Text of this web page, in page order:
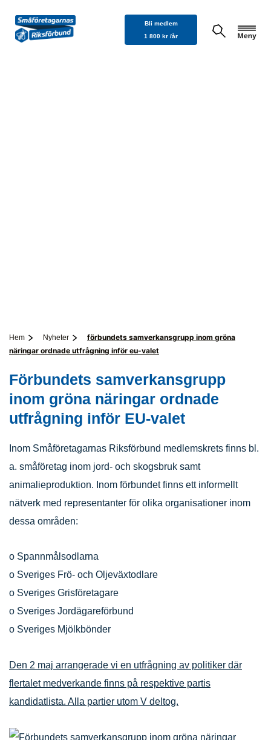
innehåll
Bli medlem
1 800 kr /år
Hem Nyheter
förbundets samverkansgrupp inom gröna
näringar ordnade utfrågning inför eu-valet
Förbundets samverkansgrupp
inom gröna näringar ordnade
utfrågning inför EU-valet
Inom Småföretagarnas Riksförbund medlemskrets finns bl.
a. småföretag inom jord- och skogsbruk samt
animalieproduktion. Inom förbundet finns ett informellt
nätverk med representanter för olika organisationer inom
dessa områden:
o Spannmålsodlarna
o Sveriges Frö- och Oljeväxtodlare
o Sveriges Grisföretagare
o Sveriges Jordägareförbund
o Sveriges Mjölkbönder
Den 2 maj arrangerade vi en utfrågning av politiker där
flertalet medverkande finns på respektive partis
kandidatlista. Alla partier utom V deltog.